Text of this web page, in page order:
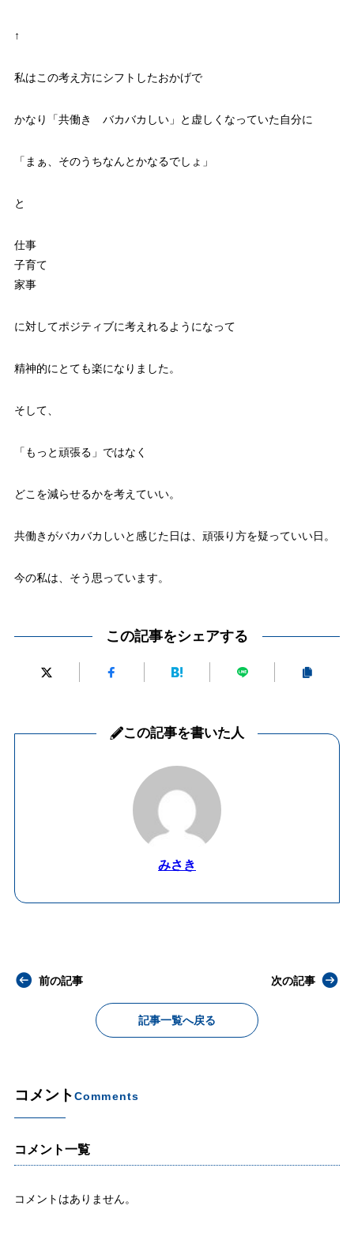
↑
私はこの考え方にシフトしたおかげで
かなり「共働き バカバカしい」と虚しくなっていた自分に
「まぁ、そのうちなんとかなるでしょ」
と
仕事
子育て
家事
に対してポジティブに考えれるようになって
精神的にとても楽になりました。
そして、
「もっと頑張る」ではなく
どこを減らせるかを考えていい。
共働きがバカバカしいと感じた日は、頑張り方を疑っていい日。
今の私は、そう思っています。
この記事をシェアする
この記事を書いた人
みさき
前の記事
記事一覧へ戻る
次の記事
コメントComments
コメント一覧
コメントはありません。